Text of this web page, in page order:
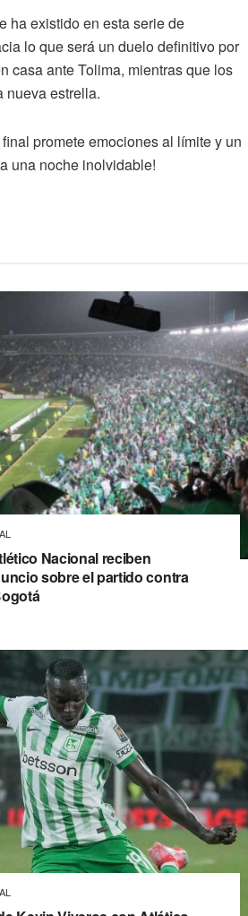
ha existido en esta serie de
lo que será un duelo definitivo por
casa ante Tolima, mientras que los
nueva estrella.
promete emociones al límite y un
una noche inolvidable!
Nacional reciben
sobre el partido contra